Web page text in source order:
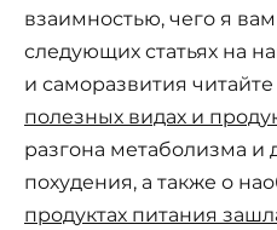
взаимностью, чего я
следующих статьях на
и саморазвития читайте
полезных видах и
разгона метаболизма и
похудения, а также о
продуктах питания